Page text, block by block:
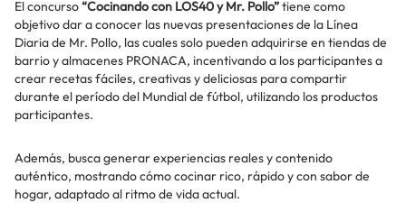
El concurso“Cocinando con LOS40 y Mr. Pollo”tiene como
objetivo dar a conocer las nuevas presentaciones de la Línea
Diaria de Mr. Pollo, las cuales solo pueden adquirirse en tiendas de
barrio y almacenes PRONACA, incentivando a los participantes a
crear recetas fáciles, creativas y deliciosas para compartir
durante el período del Mundial de fútbol, utilizando los productos
participantes.
Además, busca generar experiencias reales y contenido
auténtico, mostrando cómo cocinar rico, rápido y con sabor de
hogar, adaptado al ritmo de vida actual.